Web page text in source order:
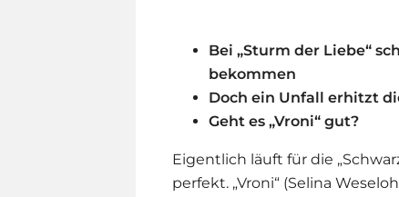
Bei „Sturm der Liebe“
bekommen
Doch ein Unfall erhitzt
Geht es „Vroni“ gut?
Eigentlich läuft für die
perfekt. „Vroni“ (Selina